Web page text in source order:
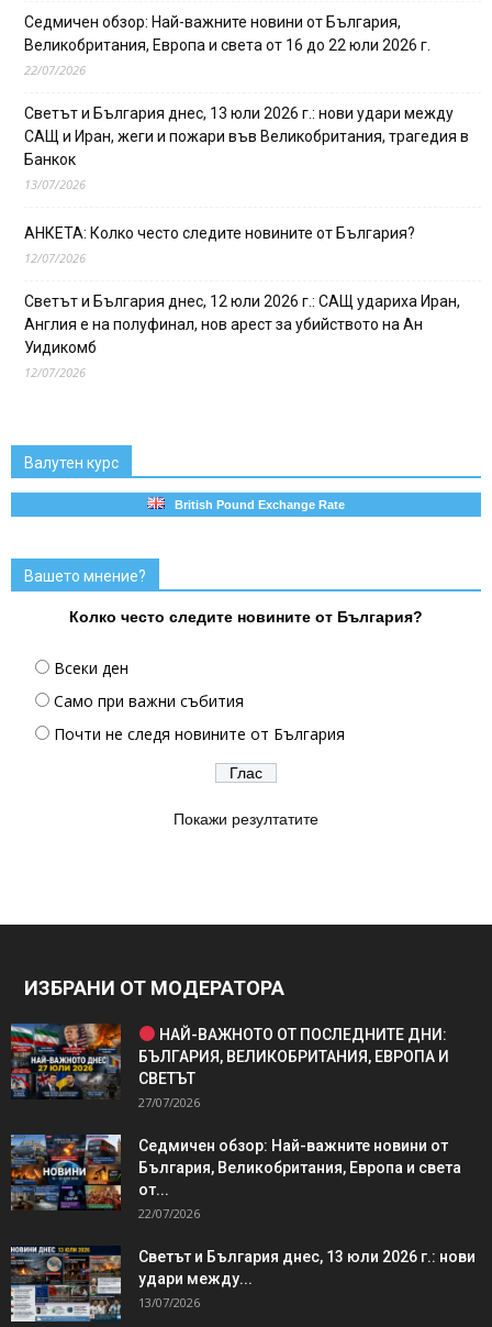
Седмичен обзор: Най-важните новини от България,
Великобритания, Европа и света от 16 до 22 юли 2026 г.
22/07/2026
Светът и България днес, 13 юли 2026 г.: нови удари между
САЩ и Иран, жеги и пожари във Великобритания, трагедия в
Банкок
13/07/2026
АНКЕТА: Колко често следите новините от България?
12/07/2026
Светът и България днес, 12 юли 2026 г.: САЩ удариха Иран,
Англия е на полуфинал, нов арест за убийството на Ан
Уидикомб
12/07/2026
Валутен курс
British Pound Exchange Rate
Вашето мнение?
Колко често следите новините от България?
Всеки ден
Само при важни събития
Почти не следя новините от България
Покажи резултатите
ИЗБРАНИ ОТ МОДЕРАТОРА
НАЙ-ВАЖНОТО ОТ ПОСЛЕДНИТЕ ДНИ:
БЪЛГАРИЯ, ВЕЛИКОБРИТАНИЯ, ЕВРОПА И
СВЕТЪТ
27/07/2026
Седмичен обзор: Най-важните новини от
България, Великобритания, Европа и света
от...
22/07/2026
Светът и България днес, 13 юли 2026 г.: нови
удари между...
13/07/2026